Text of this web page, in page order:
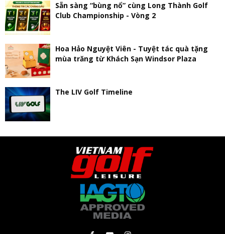
Sẵn sàng “bùng nổ” cùng Long Thành Golf
Club Championship - Vòng 2
Hoa Hảo Nguyệt Viên - Tuyệt tác quà tặng
mùa trăng từ Khách Sạn Windsor Plaza
The LIV Golf Timeline